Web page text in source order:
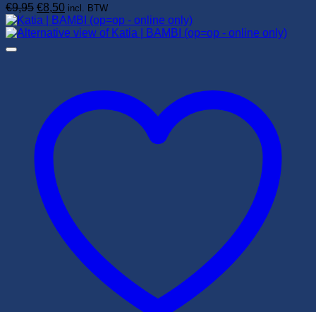
€9,95 Oorspronkelijke
prijs
was:
€8,50Huidige
prijs
is:
incl. BTW